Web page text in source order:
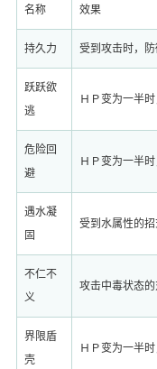
名称 效果
持久力 受到攻击时，防
跃跃欲
逃
ＨＰ变为一半
危险回
避
ＨＰ变为一半
遇水凝
固
受到水属性的招
不仁不
义
攻击中毒状态的
界限盾
壳
ＨＰ变为一半